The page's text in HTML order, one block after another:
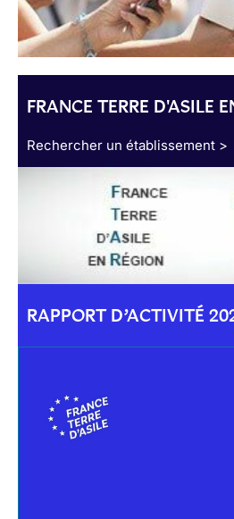
FRANCE TERRE D'ASILE
Rechercher un établissement >
RAPPORT D’ACTIVITÉ